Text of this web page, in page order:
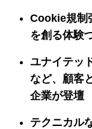
Cookie規制
を創る体験
ユナイテッ
など、顧客
企業が登壇
テクニカル